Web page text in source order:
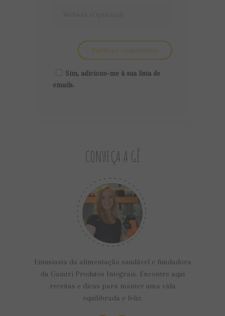
Sim, adicione-me à sua lista de
emails.
CONHEÇA A GÊ
Entusiasta da alimentação saudável e fundadora
da Gaiatri Produtos Integrais. Encontre aqui
receitas e dicas para manter uma vida
equilibrada e feliz.